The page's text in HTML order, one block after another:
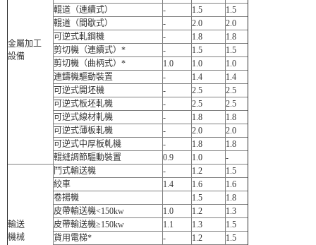
金屬加工
設備
輥道（連續式）
- 1.5
1.5
輥道（間歇式）
- 2.0
2.0
可逆式軋鋼機
- 1.8
1.8
剪切機（連續式）*
- 1.5
1.5
剪切機（曲柄式）*
1.0 1.0
1.0
連鑄機驅動裝置
- 1.4
1.4
可逆式開坯機
- 2.5
2.5
可逆式板坯軋機
- 2.5
2.5
可逆式線材軋機
- 1.8
1.8
可逆式薄板軋機
- 2.0
2.0
可逆式中厚板軋機
- 1.8
1.8
輥縫調節驅動裝置
0.9 1.0 -
輸送
機械
鬥式輸送機 - 1.2
1.5
絞車
1.4 1.6
1.6
卷揚機
1.5
1.8
皮帶輸送機<150kw
1.0 1.2
1.3
皮帶輸送機≥150kw
1.1 1.3
1.5
貨用電梯*
- 1.2
1.5